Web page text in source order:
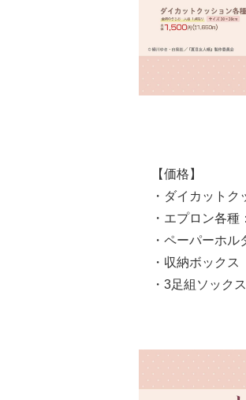
【価格】
・ダイカットク
・エプロン各種
・ペーパーホル
・収納ボックス
・3足組ソック